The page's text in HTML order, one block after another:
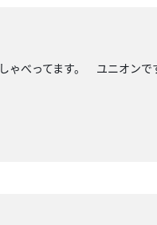
ゃべってます。 ユニオン